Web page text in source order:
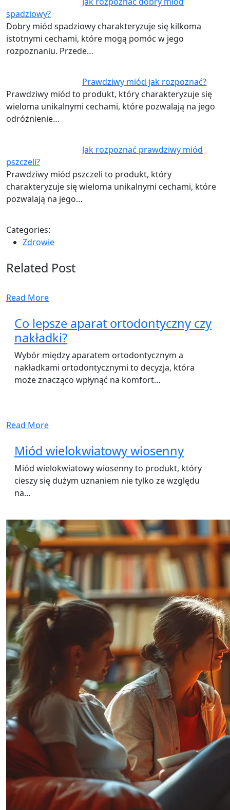
spadziowy?
Dobry miód spadziowy charakteryzuje się kilkoma
istotnymi cechami, które mogą pomóc w jego
rozpoznaniu. Przede…
Prawdziwy miód jak rozpoznać?
Prawdziwy miód to produkt, który charakteryzuje się
wieloma unikalnymi cechami, które pozwalają na jego
odróżnienie…
Jak rozpoznać prawdziwy miód
pszczeli?
Prawdziwy miód pszczeli to produkt, który
charakteryzuje się wieloma unikalnymi cechami, które
pozwalają na jego…
Categories:
Zdrowie
Related Post
Read More
Co lepsze aparat ortodontyczny czy
nakładki?
Wybór między aparatem ortodontycznym a
nakładkami ortodontycznymi to decyzja, która
może znacząco wpłynąć na komfort…
Read More
Miód wielokwiatowy wiosenny
Miód wielokwiatowy wiosenny to produkt, który
cieszy się dużym uznaniem nie tylko ze względu
na…